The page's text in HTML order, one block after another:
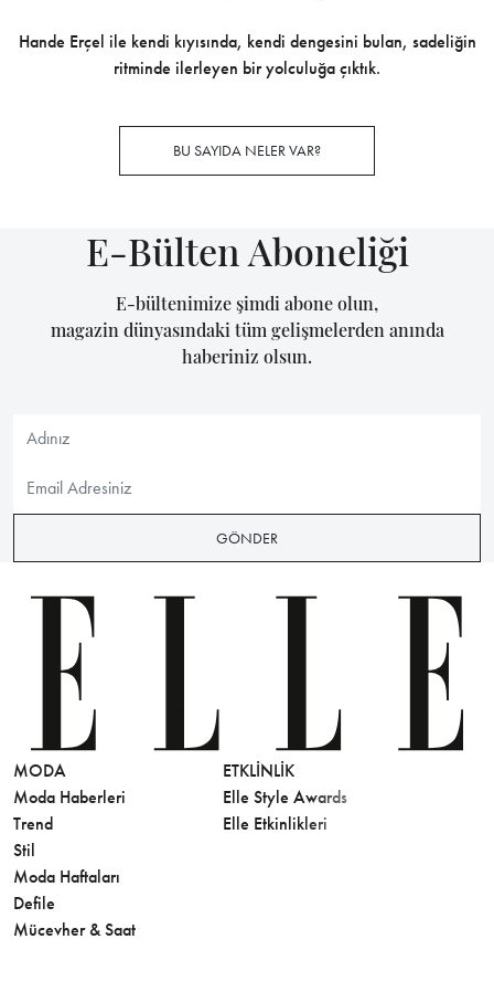
Hande Erçel ile kendi kıyısında, kendi dengesini bulan, sadeliğin
ritminde ilerleyen bir yolculuğa çıktık.
BU SAYIDA NELER VAR?
E-Bülten Aboneliği
E-bültenimize şimdi abone olun,
magazin dünyasındaki tüm gelişmelerden anında
haberiniz olsun.
GÖNDER
MODA
Moda Haberleri
Trend
Stil
Moda Haftaları
Defile
Mücevher & Saat
ETKLINLIK
Elle Style Awards
Elle Etkinlikleri